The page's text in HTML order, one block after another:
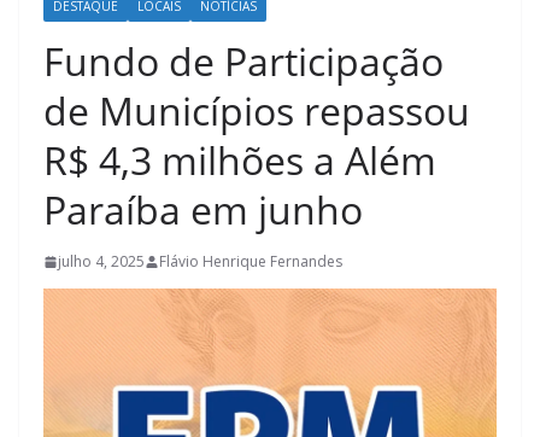
DESTAQUE LOCAIS NOTÍCIAS
Fundo de Participação
de Municípios repassou
R$ 4,3 milhões a Além
Paraíba em junho
julho 4, 2025 Flávio Henrique Fernandes